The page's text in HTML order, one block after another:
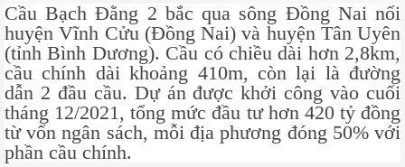
Cầu Bạch Đằng 2 bắc qua sông Đồng Nai nối
huyện Vĩnh Cửu (Đồng Nai) và huyện Tân Uyên
(tỉnh Bình Dương). Cầu có chiều dài hơn 2,8km,
cầu chính dài khoảng 410m, còn lại là đường
dẫn 2 đầu cầu. Dự án được khởi công vào cuối
tháng 12/2021, tổng mức đầu tư hơn 420 tỷ đồng
từ vốn ngân sách, mỗi địa phương đóng 50% với
phần cầu chính.